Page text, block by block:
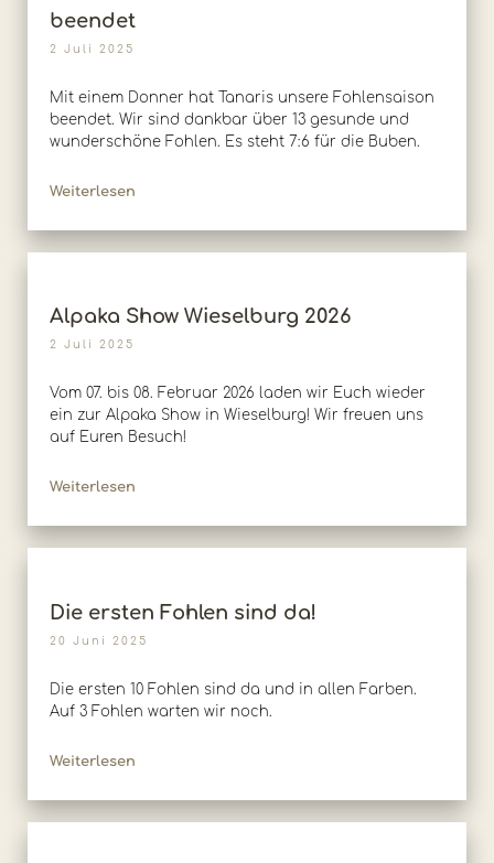
beendet
2 Juli 2025
Mit einem Donner hat Tanaris unsere Fohlensaison
beendet. Wir sind dankbar über 13 gesunde und
wunderschöne Fohlen. Es steht 7:6 für die Buben.
Weiterlesen
Alpaka Show Wieselburg 2026
2 Juli 2025
Vom 07. bis 08. Februar 2026 laden wir Euch wieder
ein zur Alpaka Show in Wieselburg! Wir freuen uns
auf Euren Besuch!
Weiterlesen
Die ersten Fohlen sind da!
20 Juni 2025
Die ersten 10 Fohlen sind da und in allen Farben.
Auf 3 Fohlen warten wir noch.
Weiterlesen